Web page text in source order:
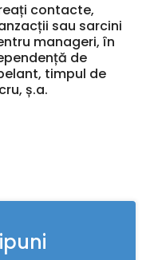
contacte,
sau sarcini
manageri, în
de
timpul de
ș.a.